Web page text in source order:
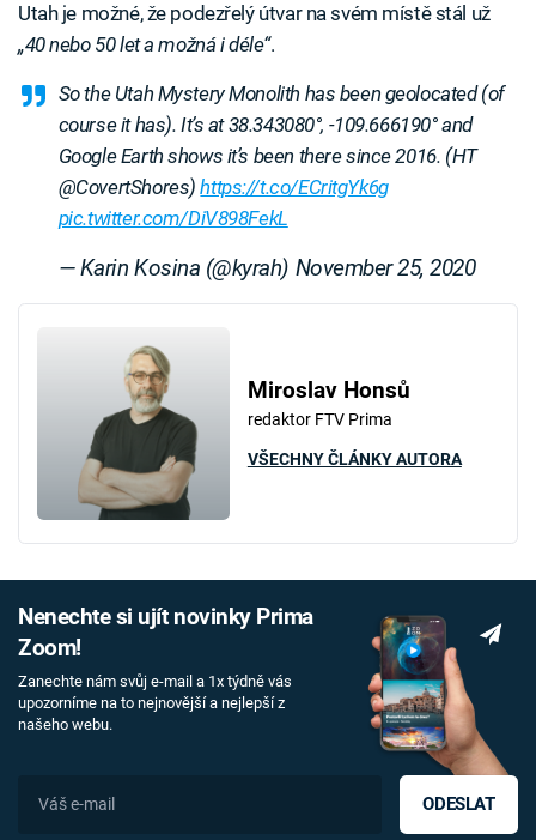
Utah je možné, že podezřelý útvar na svém místě stál už
„40 nebo 50 let a možná i déle“.
So the Utah Mystery Monolith has been geolocated (of
course it has). It’s at 38.343080°, -109.666190° and
Google Earth shows it’s been there since 2016. (HT
@CovertShores)https://t.co/ECritgYk6g
pic.twitter.com/DiV898FekL
— Karin Kosina (@kyrah) November 25, 2020
Miroslav Honsů
redaktor FTV Prima
VŠECHNY ČLÁNKY AUTORA
Nenechte si ujít novinky Prima
Zoom!
Zanechte nám svůj e-mail a 1x týdně vás
upozorníme na to nejnovější a nejlepší z
našeho webu.
ODESLAT